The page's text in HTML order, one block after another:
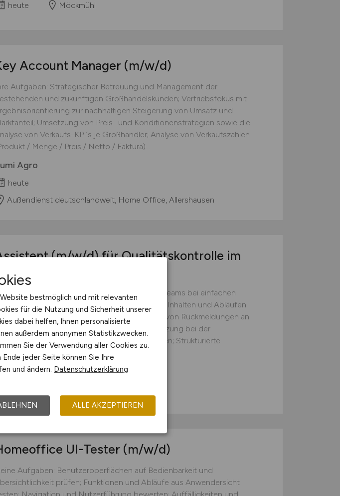
heute Möckmühl
Account Manager (m/w/d)
Aufgaben: Strategischer Betreuung und Management der
und zukünftigen Großhandelskunden; Vertriebsfokus mit
zur nachhaltigen Steigerung von Umsatz und
Umsetzung von Preis- und Konditionenstrategien sowie die
von Verkaufs-KPI´s je Großhändler; Analyse von Verkaufszahlen
/ Menge / Preis / Netto / Faktura)...
Agro
heute
Außendienst deutschlandweit, Home Office, Allershausen
(m/w/d)für Qualitätskontrolle im
HomeOffice
Aufgaben bei uns: Unterstützung unseres Teams bei einfachen
nach klarer Vorgabe; Kontrolle von Inhalten und Abläufen
leicht verständlicher Listen; Weitergabe von Rückmeldungen an
Kolleginnen und Kollegen; Unterstützung bei der
Dokumentation von Arbeitsschritten; Strukturierte
einfacher Prozesse und Abläufe...
GmbH
UI-Tester (m/w/d)
Aufgaben: Benutzeroberflächen auf Bedienbarkeit und
prüfen; Funktionen und Abläufe aus Anwendersicht
bestmöglich und mit relevanten
für die Nutzung und Sicherheit unserer
dabei helfen, Ihnen personalisierte
außerdem anonymen Statistikzwecken.
Sie der Verwendung aller Cookies zu.
jeder Seite können Sie Ihre
und ändern. Datenschutzerklärung
ALLE AKZEPTIEREN